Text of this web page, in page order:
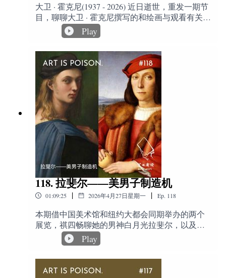
理念与作品的落差：罗颖回应，认可策展理念，但
认为作品本身的冲击力与展签阐释之间并不对等。
言”，以及熟悉与陌生的视觉语言如何影响观看判断。
策展人的流动身份：讨论Koyo Kouoh的跨文化背
景、跨领域思想网络，以及这些经历如何影响本届策
艺术家的跨国身份：从Michael Armitage谈起，讨论
混合身份、非洲当代艺术、市场标签与作品质量之间的
关系。
Michael Armitage与时代条件：进一步讨论艺术家如
何“符合”当下国际艺术系统的多重期待。
国家馆印象：转入国家馆讨论，罗颖谈德国馆萧昶
的作品、建筑外立面改造与东德记忆。
乌克兰馆：罗颖认为乌克兰馆是此行最有触动的展
览之一，策展、艺术家选择与空间利用形成整体力量。
国馆与奥地利馆，讨论国家馆本身的政治结构。
大卫 · 霍克尼(1937 - 2026) 近日逝世，重发一期节
目，聊聊大卫 · 霍克尼撰写的和绘画与观看有关的
书籍。 关键信息大卫 · 霍克尼，英国画家、版画
家、舞台设计师及摄影师，1937年出生于英国布
拉德福德。11岁立志当艺术家，后来就读于皇家
艺术学院, 霍克尼以肖像画与景观画闻名。霍克尼
认为传统西方绘画艺术将观者挡在画面之外，让
观者处于被动位置。他希望借助创作打破这样的
隔阂，提供更为主观的视角，让观者得以体验画
里的时间与空间观。
https://www.zaobao.com.sg/zlifestyle/culture/story2017
0703-775934《隐秘的知识——重新发现西方绘画
大师的失传技艺》，大卫·霍克尼在这本书中提出
了一个吸引人的理论，不仅指出西方一些伟大的
艺术作品是借助镜子和透镜画成的，而且讲述了
光学镜头的观看方式如何逐渐主宰绘画作品面貌
的过程。https://book.douban.com/subject/20411692/
《更大的信息:戴维·霍克尼谈艺录》是这位艺术家
与艺术批评家马丁·盖福特对话的记录，这一对话
历时十多年，涉及他从事艺术的方方面面，他的
生活和艺术经历，他的艺术激情的来源，他对历
史上许多经典大师和现代艺术家的认识和分析，
谈话随意自由，诙谐幽默，妙语横生，始终围绕
力展开。
https://book.douban.com/subject/26856068/1983年，
Play
118. 拉斐尔——美男子制造机
01:09:25 | 2026年4月27日星期一 | Ep. 118
本期借中国美术馆和纽约大都会同期举办的两个
展览，祺四畅聊她的男神白月光拉斐尔，以及拉
斐尔所创作的理想男子美。第一百一十八期 拉斐
尔——美男子制造机时长：69分钟主播· 胡湖：
ArtJeff 创始人嘉宾· 祺四荷兰莱顿大学博士，西方
艺术史学者，著有《八卦艺术史》、《珠宝传奇·
Play